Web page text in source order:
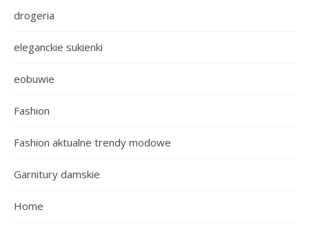
drogeria
eleganckie sukienki
eobuwie
Fashion
Fashion aktualne trendy modowe
Garnitury damskie
Home